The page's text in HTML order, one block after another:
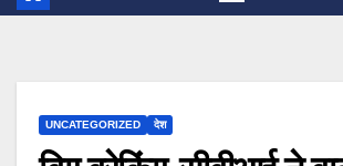
UNCATEGORIZED देश